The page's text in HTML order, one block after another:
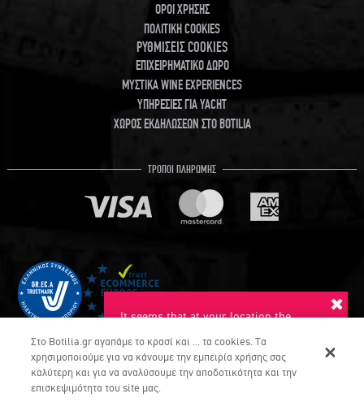
It seems that at your location the
want to switch to this language?
ΟΡΟΙ ΧΡΗΣΗΣ
ΠΟΛΙΤΙΚΗ COOKIES
ΡΥΘΜΙΣΕΙΣ COOKIES
ΕΠΙΧΕΙΡΗΜΑΤΙΚΟ ΔΩΡΟ
ΜΥΣΤΙΚΑ WINE EXPERIENCES
ΥΠΗΡΕΣΙΕΣ ΓΙΑ YACHT
ΧΩΡΟΣ ΕΚΔΗΛΩΣΕΩΝ ΣΤΟ BOTILIA
ΤΡΟΠΟΙ ΠΛΗΡΩΜΗΣ
Στο Botilia.gr αγαπάμε το κρασί και ... τα cookies. Τα
χρησιμοποιούμε για να κάνουμε την εμπειρία χρήσης σας
καλύτερη και για να αναλύσουμε την αποδοτικότητα και την
επισκεψιμότητα του site μας.